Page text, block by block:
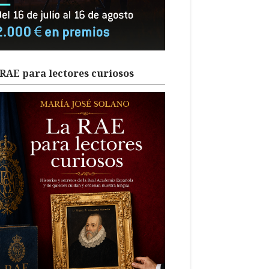
para lectores curiosos